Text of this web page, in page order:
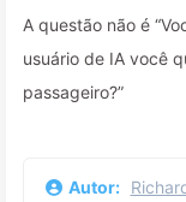
A questão não é
usuário de IA você
passageiro?”
Autor: